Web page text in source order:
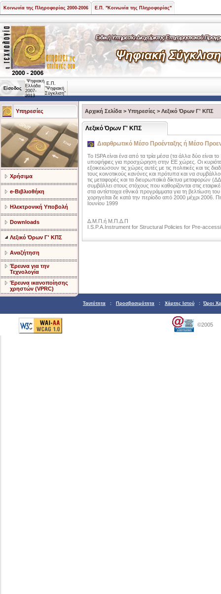
Κοινωνία της Πληροφορίας 2000-2006 Ε.Π. "Κοινωνία της Πληροφορίας"
Είσοδος
Ψηφιακή
Ελλάδα
2007-
2013
Ε.Π.
"Ψηφιακή
Σύγκλιση"
Υπηρεσίες
Χρήσιμα
e-Βιβλιοθήκη
Ηλεκτρονική Υποβολή
Downloads
Λεξικό Όρων Γ' ΚΠΣ
Αναζήτηση
Έρευνα για την
Τεχνολογία
Έρευνα ικανοποίησης
χρηστών (VPRC)
Αρχική Σελίδα > Υπηρεσίες > Λεξικό Όρων Γ' ΚΠΣ
Λεξικό Όρων Γ' ΚΠΣ
Διαρθρωτικό Μέσο Προένταξης ή Μέσο
Το ISPA είναι ένα από τα τρία μέσα (τα άλλα δύο είναι
υποψήφιες για προσχώρηση στην EE χώρες. Οι
εξοικειώσουν τις χώρες αυτές με τις πολιτικές και
τους κοινοτικούς κανόνες και πρότυπα και να
τις μεταφορές και τα διευρωπαϊκά δίκτυα μεταφορών
συμβάλλει στους στόχους που καθορίζονται στις
στα αντίστοιχα εθνικά προγράμματα για τη βελτίωση
χορηγείται δε κατά την περίοδο από 2000 μέχρι 2006.
Ιουνίου 1999
Δ.M.Π.ή M.Π.Δ.Π
I.S.P.A.Instrument for Structural Policies for Pre-
Ταυτότητα : Προσβασιμότητα : Χάρτης Ιστού : Όροι
©2005